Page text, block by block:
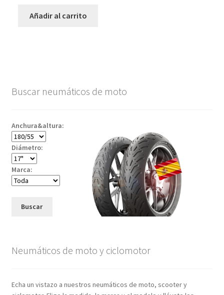
Añadir al carrito
Buscar neumáticos de moto
Anchura&altura:
Diámetro:
Marca:
Buscar
Neumáticos de moto y ciclomotor
Echa un vistazo a nuestros neumáticos de moto, scooter y